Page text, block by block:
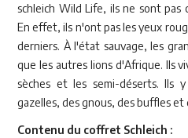
schleich Wild Life, ils ne sont pas
En effet, ils n'ont pas les yeux
derniers. À l'état sauvage, les
que les autres lions d'Afrique. Ils
sèches et les semi-déserts. Ils
gazelles, des gnous, des buffles et
Contenu du coffret Schleich :